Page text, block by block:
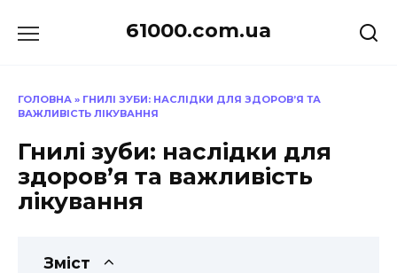
до
61000.com.ua
ГОЛОВНА » ГНИЛІ ЗУБИ: НАСЛІДКИ ДЛЯ ЗДОРОВ’Я ТА
ВАЖЛИВІСТЬ ЛІКУВАННЯ
Гнилі зуби: наслідки для
здоров’я та важливість
лікування
Зміст